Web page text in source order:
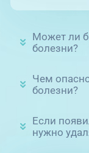
Может ли
болезни?
Чем
болезни?
Если
нужно